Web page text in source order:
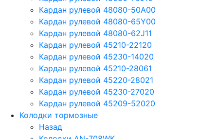
Кардан рулевой 48080-50A00
Кардан рулевой 48080-65Y00
Кардан рулевой 48080-62J11
Кардан рулевой 45210-22120
Кардан рулевой 45230-14020
Кардан рулевой 45210-28061
Кардан рулевой 45220-28021
Кардан рулевой 45230-27020
Кардан рулевой 45209-52020
Колодки тормозные
Назад